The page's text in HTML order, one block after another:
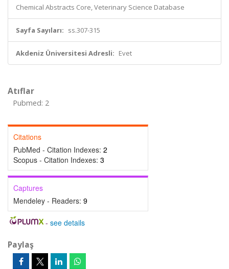
Chemical Abstracts Core, Veterinary Science Database
Sayfa Sayıları: ss.307-315
Akdeniz Üniversitesi Adresli: Evet
Atıflar
Pubmed: 2
Citations
PubMed - Citation Indexes: 2
Scopus - Citation Indexes: 3
Captures
Mendeley - Readers: 9
- see details
Paylaş